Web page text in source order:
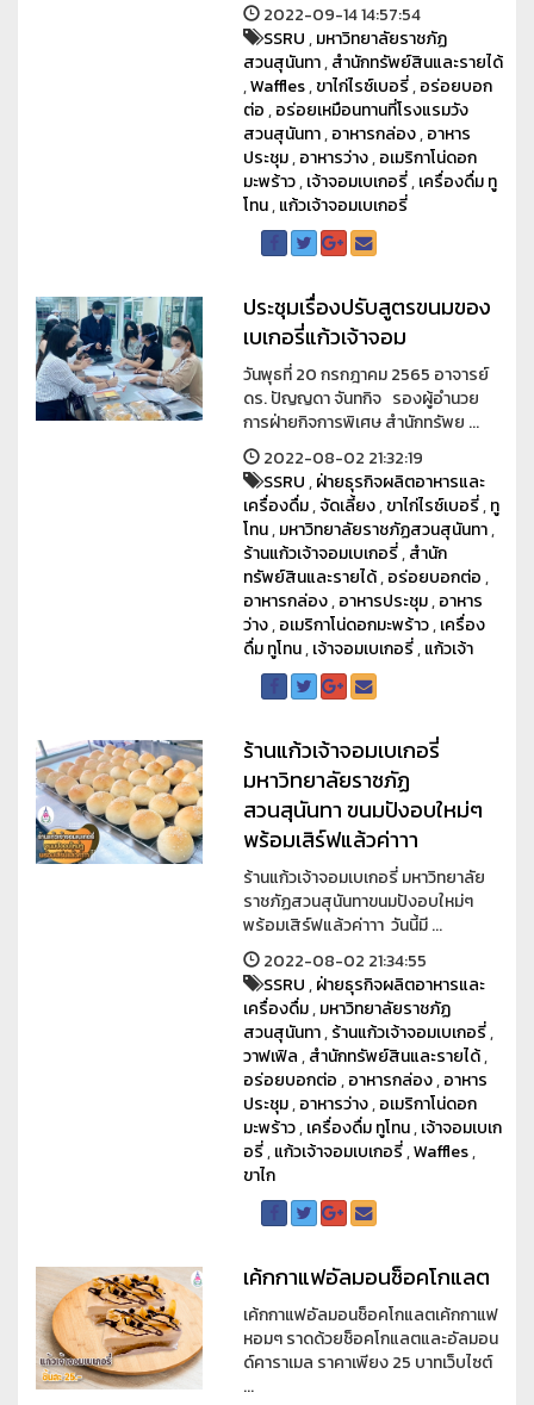
2022-09-14 14:57:54
SSRU,มหาวิทยาลัยราชภัฏ
สวนสุนันทา,สำนักทรัพย์สินและรายได้
,Waffles,ขาไก่ไรซ์เบอรี่,อร่อยบอก
ต่อ,อร่อยเหมือนทานที่โรงแรมวัง
สวนสุนันทา,อาหารกล่อง,อาหาร
ประชุม,อาหารว่าง,อเมริกาโน่ดอก
มะพร้าว,เจ้าจอมเบเกอรี่,เครื่องดื่ม ทู
โทน,แก้วเจ้าจอมเบเกอรี่
ประชุมเรื่องปรับสูตรขนมของ
เบเกอรี่แก้วเจ้าจอม
วันพุธที่ 20 กรกฎาคม 2565 อาจารย์
ดร. ปัญญดา จันทกิจ รองผู้อำนวย
การฝ่ายกิจการพิเศษ สำนักทรัพย ...
2022-08-02 21:32:19
SSRU,ฝ่ายธุรกิจผลิตอาหารและ
เครื่องดื่ม,จัดเลี้ยง,ขาไก่ไรซ์เบอรี่,ทู
โทน,มหาวิทยาลัยราชภัฏสวนสุนันทา,
ร้านแก้วเจ้าจอมเบเกอรี่,สำนัก
ทรัพย์สินและรายได้,อร่อยบอกต่อ,
อาหารกล่อง,อาหารประชุม,อาหาร
ว่าง,อเมริกาโน่ดอกมะพร้าว,เครื่อง
ดื่ม ทูโทน,เจ้าจอมเบเกอรี่,แก้วเจ้า
ร้านแก้วเจ้าจอมเบเกอรี่
มหาวิทยาลัยราชภัฏ
สวนสุนันทา ขนมปังอบใหม่ๆ
พร้อมเสิร์ฟแล้วค่าาา
ร้านแก้วเจ้าจอมเบเกอรี่ มหาวิทยาลัย
ราชภัฏสวนสุนันทาขนมปังอบใหม่ๆ
พร้อมเสิร์ฟแล้วค่าาา วันนี้มี ...
2022-08-02 21:34:55
SSRU,ฝ่ายธุรกิจผลิตอาหารและ
เครื่องดื่ม,มหาวิทยาลัยราชภัฏ
สวนสุนันทา,ร้านแก้วเจ้าจอมเบเกอรี่,
วาฟเฟิล,สำนักทรัพย์สินและรายได้,
อร่อยบอกต่อ,อาหารกล่อง,อาหาร
ประชุม,อาหารว่าง,อเมริกาโน่ดอก
มะพร้าว,เครื่องดื่ม ทูโทน,เจ้าจอมเบเก
อรี่,แก้วเจ้าจอมเบเกอรี่,Waffles,
ขาไก
เค้กกาแฟอัลมอนช็อคโกแลต
เค้กกาแฟอัลมอนช็อคโกแลตเค้กกาแฟ
หอมๆ ราดด้วยช็อคโกแลตและอัลมอน
ด์คาราเมล ราคาเพียง 25 บาทเว็บไซต์
...